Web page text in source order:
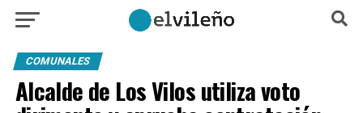
COMUNALES
Alcalde de Los Vilos utiliza voto